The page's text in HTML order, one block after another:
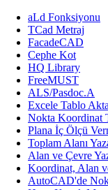
aLd Fonksiyonu
TCad Metraj
FacadeCAD
Cephe Kot
HQ Library
FreeMUST
ALS/Pasdoc.A
Excele Tablo
Nokta Koordinat
Plana İç Ölçü
Toplam Alanı
Alan ve Çevre
Koordinat, Alan
AutoCAD'de